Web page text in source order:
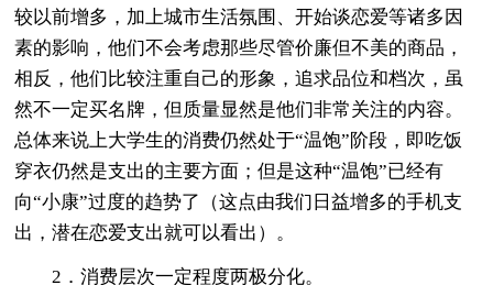
较以前增多，加上城市生活氛围、开始谈恋爱等诸多因
素的影响，他们不会考虑那些尽管价廉但不美的商品，
相反，他们比较注重自己的形象，追求品位和档次，虽
然不一定买名牌，但质量显然是他们非常关注的内容。
总体来说上大学生的消费仍然处于“温饱”阶段，即吃饭
穿衣仍然是支出的主要方面；但是这种“温饱”已经有
向“小康”过度的趋势了（这点由我们日益增多的手机支
出，潜在恋爱支出就可以看出）。
2．消费层次一定程度两极分化。